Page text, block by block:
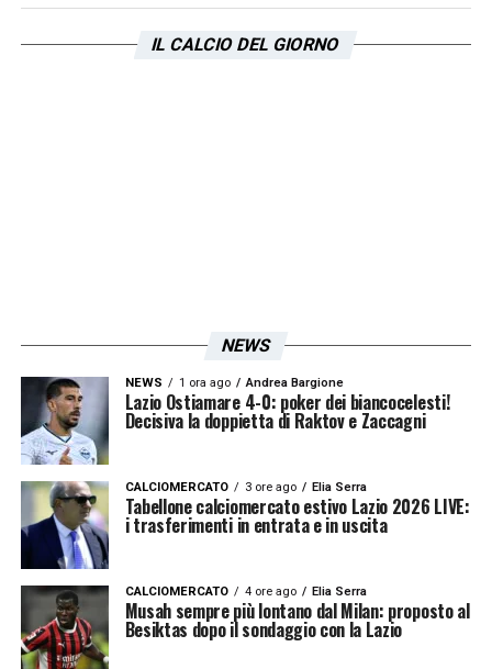
IL CALCIO DEL GIORNO
NEWS
NEWS 1 ora ago Andrea Bargione
Lazio Ostiamare 4-0: poker dei biancocelesti!
Decisiva la doppietta di Raktov e Zaccagni
CALCIOMERCATO 3 ore ago Elia Serra
Tabellone calciomercato estivo Lazio 2026 LIVE:
i trasferimenti in entrata e in uscita
CALCIOMERCATO 4 ore ago Elia Serra
Musah sempre più lontano dal Milan: proposto al
Besiktas dopo il sondaggio con la Lazio